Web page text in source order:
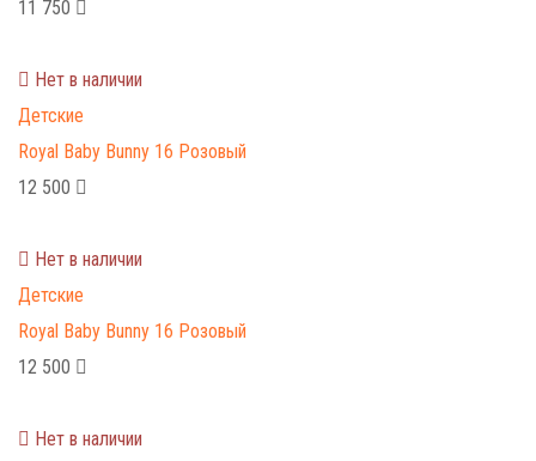
11 750
Нет в наличии
Детские
Royal Baby Bunny 16 Розовый
12 500
Нет в наличии
Детские
Royal Baby Bunny 16 Розовый
12 500
Нет в наличии